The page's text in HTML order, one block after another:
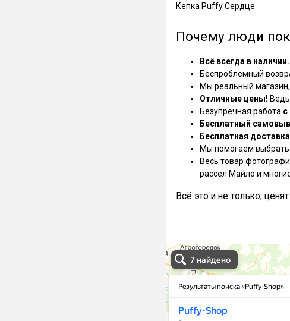
Кепка Puffy Сердце
Почему люди
Всё всегда в наличии.
Беспроблемный
Мы реальный магазин,
Отличные цены!
Безупречная работа с
Бесплатный
Бесплатная доставка
Мы помогаем выбрать
Весь товар
рассел Майло и
Всё это и не только,